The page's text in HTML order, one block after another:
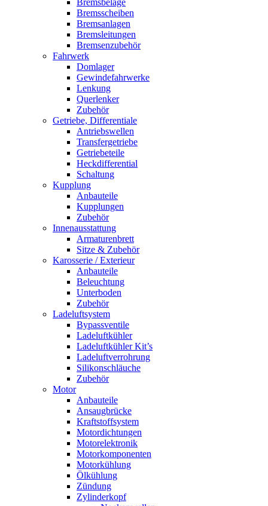
Bremsbeläge
Bremsscheiben
Bremsanlagen
Bremsleitungen
Bremsenzubehör
Fahrwerk
Domlager
Gewindefahrwerke
Lenkung
Querlenker
Zubehör
Getriebe, Differentiale
Antriebswellen
Transfergetriebe
Getriebeteile
Heckdifferential
Schaltung
Kupplung
Anbauteile
Kupplungen
Zubehör
Innenausstattung
Armaturenbrett
Sitze & Zubehör
Karosserie / Exterieur
Anbauteile
Beleuchtung
Unterboden
Zubehör
Ladeluftsystem
Bypassventile
Ladeluftkühler
Ladeluftkühler Kit’s
Ladeluftverrohrung
Silikonschläuche
Zubehör
Motor
Anbauteile
Ansaugbrücke
Kraftstoffsystem
Motordichtungen
Motorelektronik
Motorkomponenten
Motorkühlung
Ölkühlung
Zündung
Zylinderkopf